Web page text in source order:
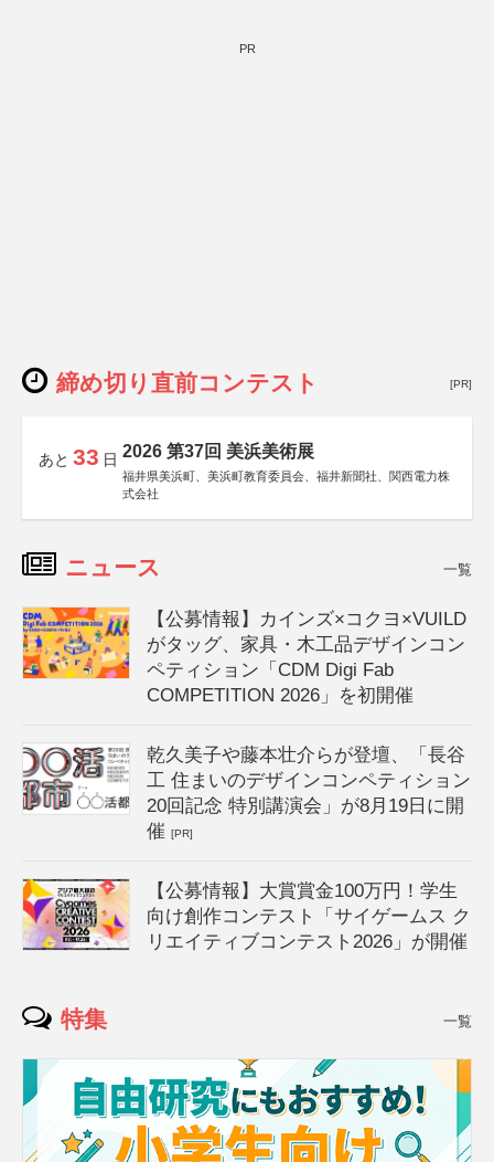
PR
締め切り直前コンテスト [PR]
あと 33 日 2026 第37回 美浜美術展
福井県美浜町、美浜町教育委員会、福井新聞社、関西電力株
式会社
ニュース 一覧
【公募情報】カインズ×コクヨ×VUILD
がタッグ、家具・木工品デザインコン
ペティション「CDM Digi Fab
COMPETITION 2026」を初開催
乾久美子や藤本壮介らが登壇、「長谷
工 住まいのデザインコンペティション
20回記念 特別講演会」が8月19日に開
催[PR]
【公募情報】大賞賞金100万円！学生
向け創作コンテスト「サイゲームス ク
リエイティブコンテスト2026」が開催
特集 一覧